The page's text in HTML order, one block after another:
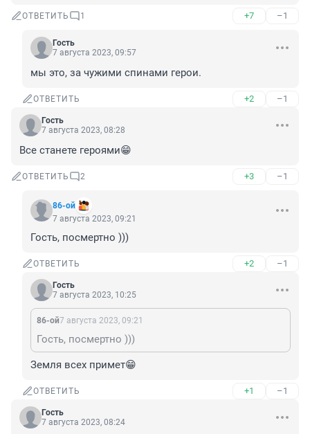
ОТВЕТИТЬ 1 +7 –1
Гость
7 августа 2023, 09:57
мы это, за чужими спинами герои.
ОТВЕТИТЬ +2 –1
Гость
7 августа 2023, 08:28
Все станете героями😁
ОТВЕТИТЬ 2 +3 –1
86-ой
7 августа 2023, 09:21
Гость, посмертно )))
ОТВЕТИТЬ +2 –1
Гость
7 августа 2023, 10:25
86-ой7 августа 2023, 09:21
Гость, посмертно )))
Земля всех примет😁
ОТВЕТИТЬ +1 –1
Гость
7 августа 2023, 08:24